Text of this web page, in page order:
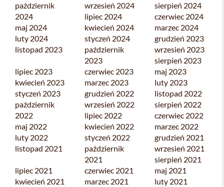
październik
2024
wrzesień 2024
sierpień 2024
lipiec 2024
czerwiec 2024
maj 2024
kwiecień 2024
marzec 2024
luty 2024
styczeń 2024
grudzień 2023
listopad 2023
październik
2023
wrzesień 2023
sierpień 2023
lipiec 2023
czerwiec 2023
maj 2023
kwiecień 2023
marzec 2023
luty 2023
styczeń 2023
grudzień 2022
listopad 2022
październik
2022
wrzesień 2022
sierpień 2022
lipiec 2022
czerwiec 2022
maj 2022
kwiecień 2022
marzec 2022
luty 2022
styczeń 2022
grudzień 2021
listopad 2021
październik
2021
wrzesień 2021
sierpień 2021
lipiec 2021
czerwiec 2021
maj 2021
kwiecień 2021
marzec 2021
luty 2021